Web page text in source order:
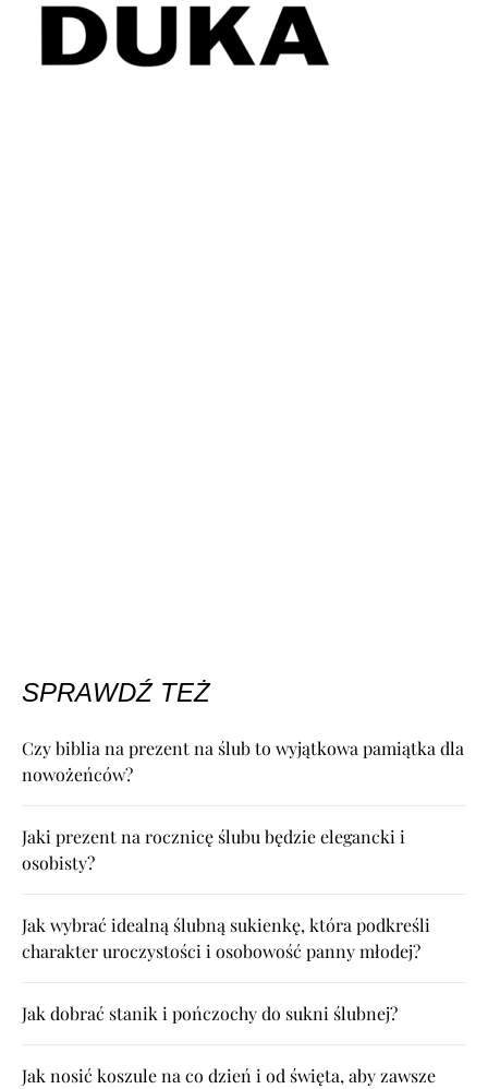
SPRAWDŹ TEŻ
Czy biblia na prezent na ślub to wyjątkowa pamiątka dla
nowożeńców?
Jaki prezent na rocznicę ślubu będzie elegancki i
osobisty?
Jak wybrać idealną ślubną sukienkę, która podkreśli
charakter uroczystości i osobowość panny młodej?
Jak dobrać stanik i pończochy do sukni ślubnej?
Jak nosić koszule na co dzień i od święta, aby zawsze